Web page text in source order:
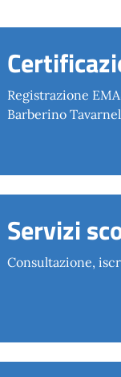
Registrazione
Barberino
Servizi
Consultazione,